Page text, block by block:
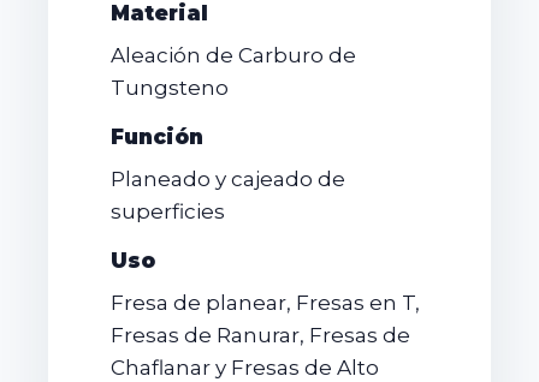
Material
Aleación de Carburo de
Tungsteno
Función
Planeado y cajeado de
superficies
Uso
Fresa de planear, Fresas en T,
Fresas de Ranurar, Fresas de
Chaflanar y Fresas de Alto